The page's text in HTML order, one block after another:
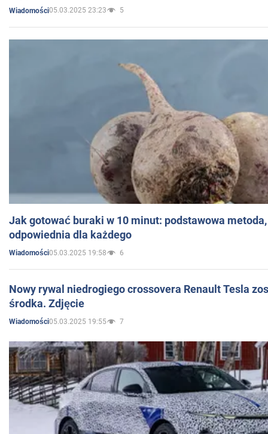
Wiadomości05.03.2025 23:23 5
Jak gotować buraki w 10 minut: podstawowa
odpowiednia dla każdego
Wiadomości05.03.2025 19:58 6
Nowy rywal niedrogiego crossovera Renault Tesla
środka. Zdjęcie
Wiadomości05.03.2025 19:55 7